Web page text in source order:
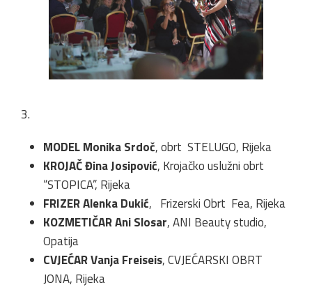
3.
MODEL Monika Srdoč, obrt STELUGO, Rijeka
KROJAČ Đina Josipović, Krojačko uslužni obrt
“STOPICA”, Rijeka
FRIZER Alenka Dukić, Frizerski Obrt Fea, Rijeka
KOZMETIČAR Ani Slosar, ANI Beauty studio,
Opatija
CVJEĆAR Vanja Freiseis, CVJEĆARSKI OBRT
JONA, Rijeka